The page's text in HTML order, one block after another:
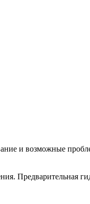
и возможные
Предварительная